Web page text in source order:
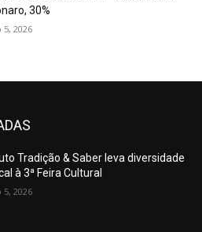
30%
5, 2026
Tradição & Saber leva diversidade
à 3ª Feira Cultural
5, 2026